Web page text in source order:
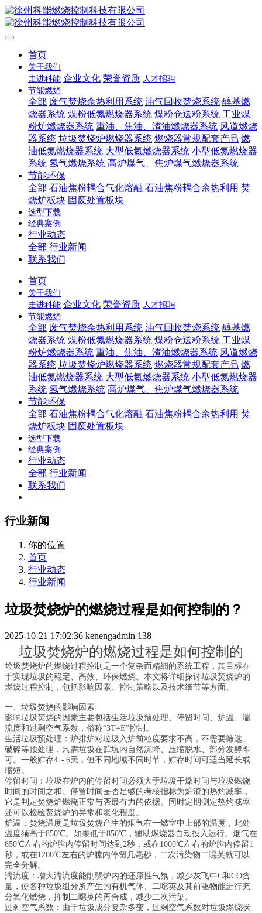
首页
关于我们
走进科能 企业文化 荣誉资质 人才招聘
节能燃烧
全部 废气焚烧余热利用系统 油气回收焚烧系统 醇基燃
烧器系统 煤粉低氮燃烧器系统 煤粉仓送粉系统 工业煤
粉炉燃烧器系统 重油、焦油、渣油燃烧器系统 风道燃烧
器系统 垃圾焚烧炉燃烧器系统 燃烧器常规配套产品 燃
油低氮燃烧器系统 大型低氮燃烧器系统 小型低氮燃烧器
系统 氢气燃烧系统 高炉煤气、焦炉煤气燃烧器系统
节能环保
全部 石油焦粉耦合气化熔融 石油焦粉耦合余热利用 焚
烧炉板块 固废处置板块
选型下载
经典案例
行业动态
全部 行业新闻
联系我们
首页
关于我们
走进科能 企业文化 荣誉资质 人才招聘
节能燃烧
全部 废气焚烧余热利用系统 油气回收焚烧系统 醇基燃
烧器系统 煤粉低氮燃烧器系统 煤粉仓送粉系统 工业煤
粉炉燃烧器系统 重油、焦油、渣油燃烧器系统 风道燃烧
器系统 垃圾焚烧炉燃烧器系统 燃烧器常规配套产品 燃
油低氮燃烧器系统 大型低氮燃烧器系统 小型低氮燃烧器
系统 氢气燃烧系统 高炉煤气、焦炉煤气燃烧器系统
节能环保
全部 石油焦粉耦合气化熔融 石油焦粉耦合余热利用 焚
烧炉板块 固废处置板块
选型下载
经典案例
行业动态
全部 行业新闻
联系我们
行业新闻
你的位置
首页
行业动态
行业新闻
垃圾焚烧炉的燃烧过程是如何控制的？
2025-10-21 17:02:36 kenengadmin 138
垃圾焚烧炉的燃烧过程是如何控制的
垃圾焚烧炉的燃烧过程控制是一个复杂而精细的系统工程，其目标在
于实现垃圾的稳定、高效、环保燃烧。本文将详细探讨垃圾焚烧炉的
燃烧过程控制，包括影响因素、控制策略以及技术细节等方面。
一、垃圾焚烧的影响因素
影响垃圾焚烧的因素主要包括生活垃圾预处理、停留时间、炉温、湍
流度和过剩空气系数，俗称“3T+E”控制。
生活垃圾预处理：炉排炉对垃圾入炉前粒度要求不高，不需要筛选、
破碎等预处理，只需垃圾在贮坑内自然沉降、压缩脱水、部分发酵即
可。一般贮存4～6天，但不同地域不同时节，贮存时间可适当延长或
缩短。
停留时间：垃圾在炉内的停留时间必须大于垃圾干燥时间与垃圾燃烧
时间的时间之和。停留时间是否足够的考核指标为炉渣的热灼减率，
它是判定焚烧炉燃烧正常与否最有力的依据。同时定期测定热灼减率
还可以检验焚烧炉的异常和老化程度。
炉温：焚烧温度是垃圾焚烧产生的烟气在一燃室中上部的温度，此处
温度须高于850℃。如果低于850℃，辅助燃烧器自动投入运行。烟气在
850℃左右的炉膛内停留时间达到2秒，或在1000℃左右的炉膛内停留1
秒，或在1200℃左右的炉膛内停留几毫秒，二次污染物二噁英就可以
完全分解。
湍流度：增大湍流度能削弱炉内的还原性气氛，减少灰飞中C和CO含
量，使各种垃圾组分所产生的有机气体、二噁英及其前驱物能进行充
分氧化燃烧，抑制二噁英的再合成，减少二次污染。
过剩空气系数：由于垃圾成分复杂多变，过剩空气系数对垃圾燃烧状